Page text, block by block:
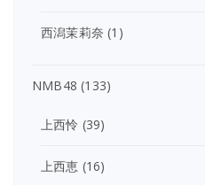
西潟茉莉奈 (1)
NMB48 (133)
上西怜 (39)
上西恵 (16)